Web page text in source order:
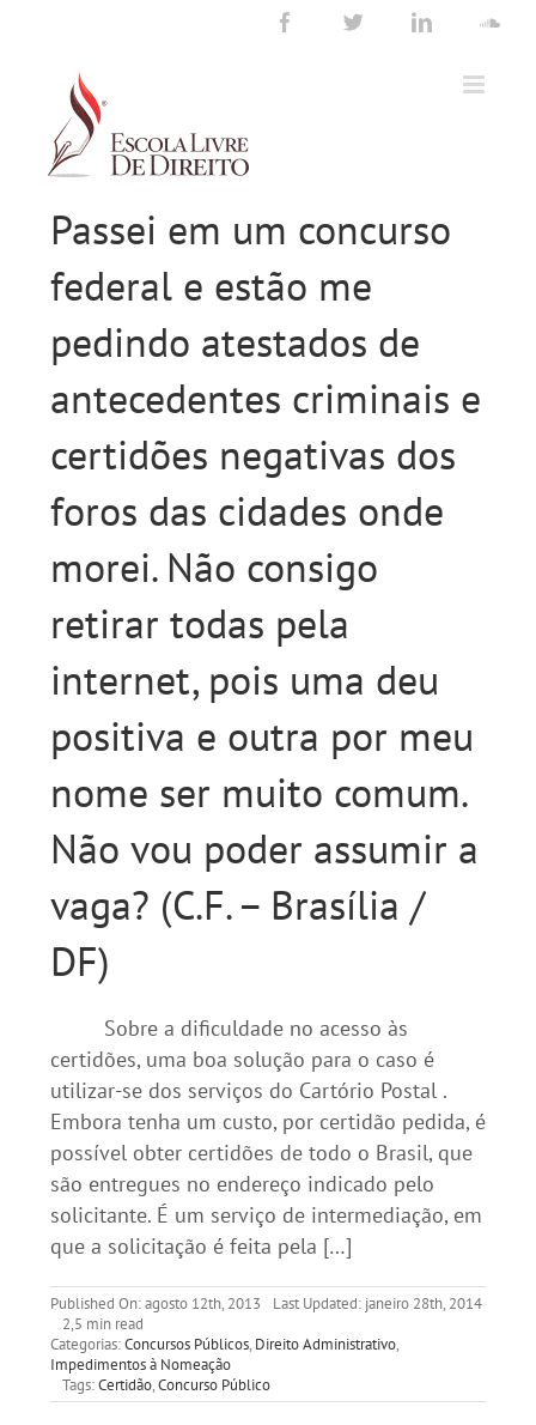
LinkedIn
Twitter
Facebook
Passei em um concurso
federal e estão me
pedindo atestados de
antecedentes criminais e
certidões negativas dos
foros das cidades onde
morei. Não consigo
retirar todas pela
internet, pois uma deu
positiva e outra por meu
nome ser muito comum.
Não vou poder assumir a
vaga? (C.F. – Brasília /
DF)
Sobre a dificuldade no acesso às
certidões, uma boa solução para o caso é
utilizar-se dos serviços do Cartório Postal .
Embora tenha um custo, por certidão pedida, é
possível obter certidões de todo o Brasil, que
são entregues no endereço indicado pelo
solicitante. É um serviço de intermediação, em
que a solicitação é feita pela […]
Published On: agosto 12th, 2013
Last Updated: janeiro 28th, 2014
2,5 min read
Categorias:Concursos Públicos, Direito Administrativo,
Impedimentos à Nomeação
Tags:Certidão,Concurso Público